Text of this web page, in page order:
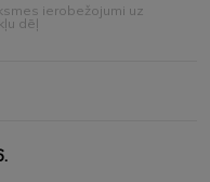
ierobežojumi uz
dēļ